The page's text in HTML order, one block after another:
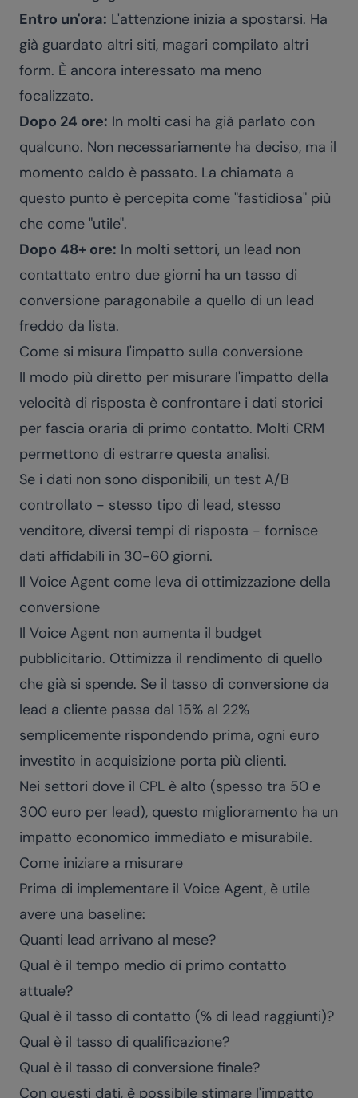
Entro un'ora: L'attenzione inizia a spostarsi. Ha
già guardato altri siti, magari compilato altri
form. È ancora interessato ma meno
focalizzato.
Dopo 24 ore: In molti casi ha già parlato con
qualcuno. Non necessariamente ha deciso, ma il
momento caldo è passato. La chiamata a
questo punto è percepita come "fastidiosa" più
che come "utile".
Dopo 48+ ore: In molti settori, un lead non
contattato entro due giorni ha un tasso di
conversione paragonabile a quello di un lead
freddo da lista.
Come si misura l'impatto sulla conversione
Il modo più diretto per misurare l'impatto della
velocità di risposta è confrontare i dati storici
per fascia oraria di primo contatto. Molti CRM
permettono di estrarre questa analisi.
Se i dati non sono disponibili, un test A/B
controllato - stesso tipo di lead, stesso
venditore, diversi tempi di risposta - fornisce
dati affidabili in 30-60 giorni.
Il Voice Agent come leva di ottimizzazione della
conversione
Il Voice Agent non aumenta il budget
pubblicitario. Ottimizza il rendimento di quello
che già si spende. Se il tasso di conversione da
lead a cliente passa dal 15% al 22%
semplicemente rispondendo prima, ogni euro
investito in acquisizione porta più clienti.
Nei settori dove il CPL è alto (spesso tra 50 e
300 euro per lead), questo miglioramento ha un
impatto economico immediato e misurabile.
Come iniziare a misurare
Prima di implementare il Voice Agent, è utile
avere una baseline:
Quanti lead arrivano al mese?
Qual è il tempo medio di primo contatto
attuale?
Qual è il tasso di contatto (% di lead raggiunti)?
Qual è il tasso di qualificazione?
Qual è il tasso di conversione finale?
Con questi dati, è possibile stimare l'impatto